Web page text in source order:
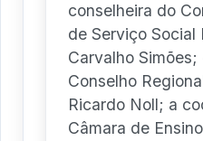
conselheira do
de Serviço Social
Carvalho
Conselho
Ricardo Noll; a
Câmara de